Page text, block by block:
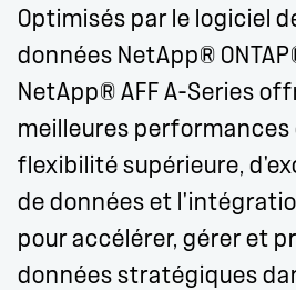
Optimisés par le logiciel
données NetApp®
NetApp® AFF A-Series
meilleures performances
flexibilité supérieure,
de données et
pour accélérer, gérer et
données stratégiques